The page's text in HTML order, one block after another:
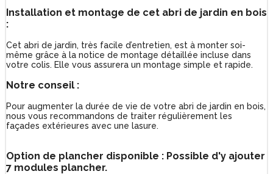
Installation et montage de cet abri de jardin en bois
:
Cet abri de jardin, très facile d’entretien, est à monter soi-
même grâce à la notice de montage détaillée incluse dans
votre colis. Elle vous assurera un montage simple et rapide.
Notre conseil :
Pour augmenter la durée de vie de votre abri de jardin en bois,
nous vous recommandons de traiter régulièrement les
façades extérieures avec une lasure.
Option de plancher disponible : Possible d'y ajouter
7 modules plancher.